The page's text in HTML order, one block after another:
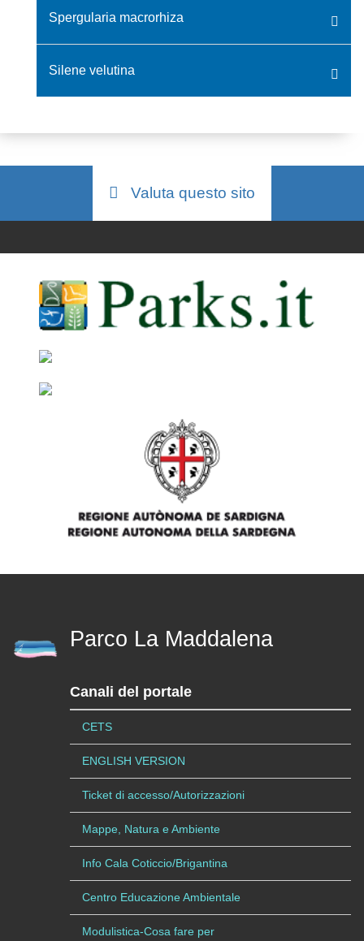
Spergularia macrorhiza
Silene velutina
Valuta questo sito
Parco La Maddalena
Canali del portale
CETS
ENGLISH VERSION
Ticket di accesso/Autorizzazioni
Mappe, Natura e Ambiente
Info Cala Coticcio/Brigantina
Centro Educazione Ambientale
Modulistica-Cosa fare per